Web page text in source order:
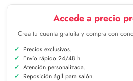
Accede a precio
Crea tu cuenta gratuita y compra con
Precios exclusivos.
Envío rápido 24/48 h.
Atención personalizada.
Reposición ágil para salón.